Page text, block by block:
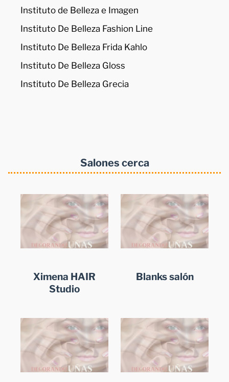
Instituto de Belleza e Imagen
Instituto De Belleza Fashion Line
Instituto De Belleza Frida Kahlo
Instituto De Belleza Gloss
Instituto De Belleza Grecia
Salones cerca
Ximena HAIR
Studio
Blanks salón